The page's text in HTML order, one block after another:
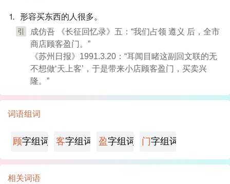
⒈ 形容买东西的人很多。
引
成仿吾 《长征回忆录》五：“我们占领 遵义 后，全市
商店顾客盈门。”
《苏州日报》1991.3.20：“耳闻目睹这副回文联的无
不想做‘天上客’，于是带来小店顾客盈门，买卖兴
隆。”
词语组词
顾字组词 客字组词 盈字组词 门字组词
相关词语